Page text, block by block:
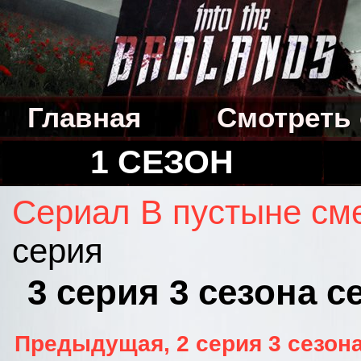
Главная Смотреть
1 СЕЗОН
Сериал В пустыне
серия
3 серия 3 сезона
Предыдущая, 2 серия 3